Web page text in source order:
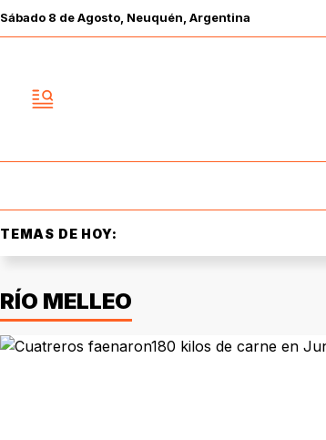
Sábado 8 deAgosto , Neuquén, Argentina
TEMAS DE HOY:
RÍO MELLEO